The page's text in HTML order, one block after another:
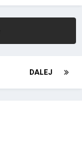
DALEJ